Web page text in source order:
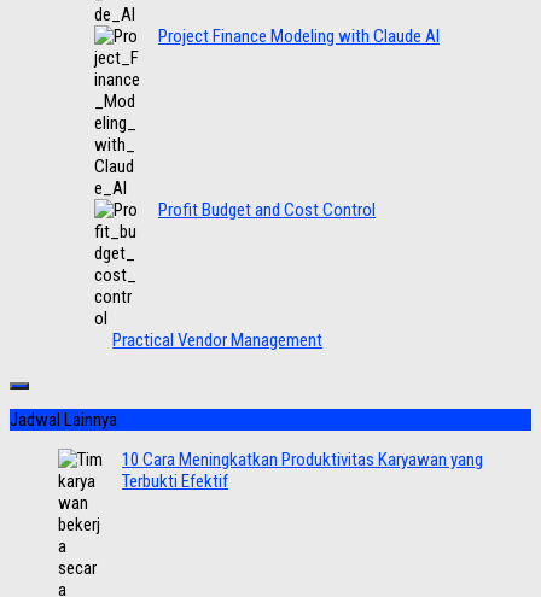
Project Finance Modeling with Claude AI
Profit Budget and Cost Control
Practical Vendor Management
Jadwal Lainnya
10 Cara Meningkatkan Produktivitas Karyawan yang
Terbukti Efektif